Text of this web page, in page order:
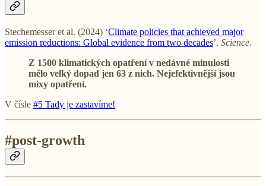
Stechemesser et al. (2024) ‘Climate policies that achieved major
emission reductions: Global evidence from two decades’. Science.
Z 1500 klimatických opatření v nedávné minulosti
mělo velký dopad jen 63 z nich. Nejefektivnější jsou
mixy opatření.
V čísle #5 Tady je zastavíme!
#post-growth